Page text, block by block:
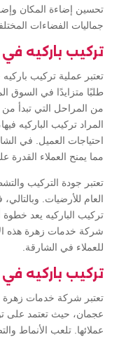
تحسين إضاءة المكان
جماليات الفضاءات
تركيب باركيه في
تعتبر عملية تركيب
طلبًا متزايدًا في السوق
من المراحل التي تبدأ
المراد تركيب الباركيه
احتياجات العميل. في
مما يمنح العملاء
تعتبر جودة التركيب
العام للأرضيات.
تركيب الباركيه يعد
شركة خدمات زهرة هذه
للعملاء في الشارقة.
تركيب باركيه
تعتبر شركة خدمات زهرة
عجمان، حيث تعتمد على
عملائها. تلعب الأنماط